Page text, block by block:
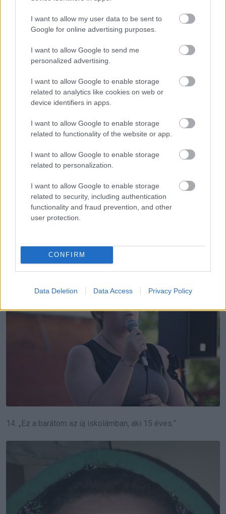
I want to allow my user data to be sent to
Google for online advertising purposes.
I want to allow Google to send me
personalized advertising.
I want to allow Google to enable storage
related to analytics like cookies on web or
device identifiers in apps.
I want to allow Google to enable storage
related to functionality of the website or app.
I want to allow Google to enable storage
related to personalization.
I want to allow Google to enable storage
related to security, including authentication
functionality and fraud prevention, and other
user protection.
CONFIRM
Data Deletion Data Access Privacy Policy
13. „Egy középkorú anya vagyok 15 éves kinézettel.”
14. „Ez a barátom az új iskolámban, aki 15 éves.”